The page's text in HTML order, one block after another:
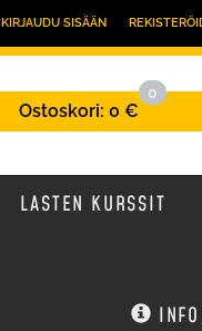
KIRJAUDU SISÄÄN
Ostoskori: 0 €
0
LASTEN KURSSIT
INFO